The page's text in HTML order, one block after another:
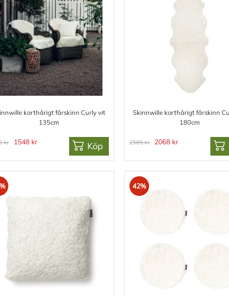
korthårigt fårskinn Curly vit
135cm
kr 1548 kr Köp
Skinnwille korthårigt fårskinn
180cm
2585 kr 2068 kr
42%